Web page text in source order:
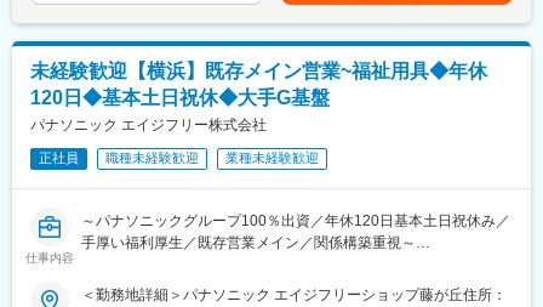
■評価制度
各グレードごとにスキル項目を設定。売上目標の達成率だけでは
なくプロセスも評価。顧客への向き合い方や提案力がキャリアに
直結。
■キャリアパス
未経験から2年でリーダー、9年で複数営業所を統括するブロック
変更の範囲：本文参照
介護用品等の提供を行うケアマネージャー（ケアマネ）に対し
て、課題解決のための提案をお任せ。
ケアマネや実際に介護用品を使用する個人のお客様との信頼関係
を構築していただき、顧客も気づいていないニーズを発掘してい
ただきます。
生成AIを活用することで、営業活動の効率化と提案の質向上を実
現。データに基づく再現性の高い営業が可能です。
ケア→予防にシフトした提案など競合にはない取り組みも実施し
ています。
・既存顧客のケアマネ（約40～50名）への定期フォローを中心
表記です。
未経験歓迎【横浜】既存メイン営業~福祉用具◆年休
120日◆基本土日祝休◆大手G基盤
パナソニック エイジフリー株式会社
正社員 職種未経験歓迎 業種未経験歓迎
仕事内容
～パナソニックグループ100％出資／年休120日基本土日祝休み／
手厚い福利厚生／既存営業メイン／関係構築重視～
業をお任せします。
＜勤務地詳細＞パナソニック エイジフリーショップ藤が丘住所：